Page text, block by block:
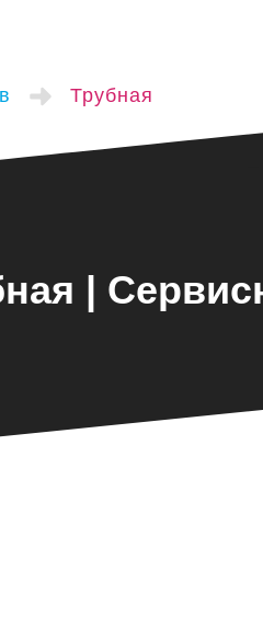
Трубная
|